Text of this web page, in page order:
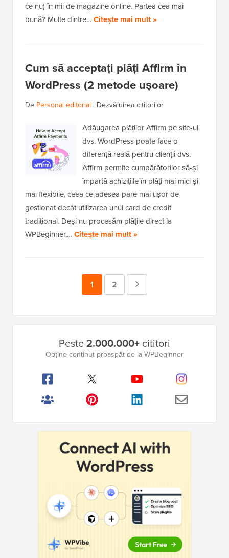
ce nu) în mii de magazine online. Partea cea mai
bună? Multe dintre…Citește mai mult »
Cum să acceptați plăți Affirm în
WordPress (2 metode ușoare)
De Personal editorial | Dezvăluirea cititorilor
Adăugarea plăților Affirm pe site-ul
dvs. WordPress poate face o
diferență reală pentru clienții dvs.
Affirm permite cumpărătorilor să-și
împartă achizițiile în plăți mai mici și
mai flexibile, ceea ce adesea pare mai ușor de
gestionat decât utilizarea unui card de credit
tradițional. Deși nu procesăm plățile direct la
WPBeginner,…Citește mai mult »
Pagina
1 Pagina
2
laterală
principală
Peste2.000.000+ cititori
Obține conținut proaspăt de la WPBeginner